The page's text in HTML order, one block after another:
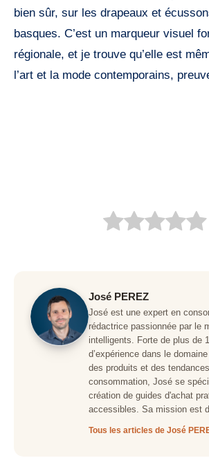
bien sûr, sur les drapeaux et
basques. C’est un marqueur visuel
régionale, et je trouve qu’elle est
l’art et la mode contemporains,
José PEREZ
José est une expert en consommation et
rédactrice passionnée par le
intelligents. Forte de plus de
d’expérience dans le
des produits et des
consommation, José se
création de guides d'achat
accessibles. Sa mission est
Tous les articles de José